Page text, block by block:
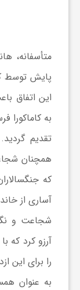
متأسفانه،
پایش توسط
این اتفاق
به کاماکورا
تقدیم
همچنان
که
آساری از
شجاعت و
آرزو کرد که
را برای این
به عنوان